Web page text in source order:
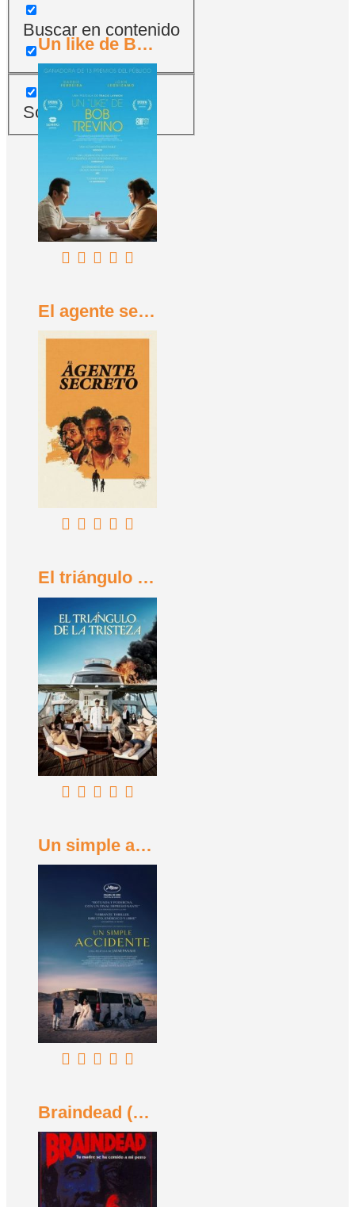
Buscar en contenido
Sólo películas
Un like de Bob Trevino (2024)
El agente secreto (2025)
El triángulo de la tristeza (2022)
Un simple accidente (2025)
Braindead (Tu madre se ha comido a mi perro) (1992)